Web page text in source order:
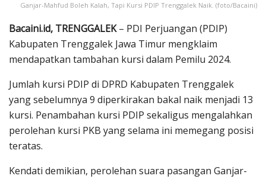
Ganjar-Mahfud Boleh Kalah, Tapi Kursi PDIP Trenggalek Naik. (foto/Bacaini)
Bacaini.id, TRENGGALEK– PDI Perjuangan (PDIP)
Kabupaten Trenggalek Jawa Timur mengklaim
mendapatkan tambahan kursi dalam Pemilu 2024.
Jumlah kursi PDIP di DPRD Kabupaten Trenggalek
yang sebelumnya 9 diperkirakan bakal naik menjadi 13
kursi. Penambahan kursi PDIP sekaligus mengalahkan
perolehan kursi PKB yang selama ini memegang posisi
teratas.
Kendati demikian, perolehan suara pasangan Ganjar-